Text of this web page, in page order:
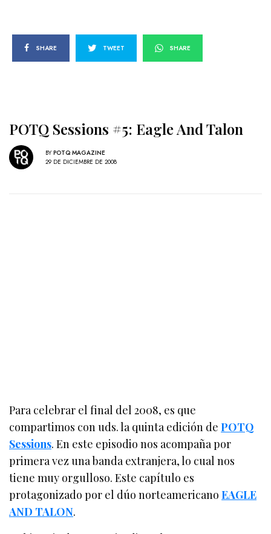
SHARE TWEET SHARE
POTQ Sessions #5: Eagle And Talon
BY POTQ MAGAZINE
29 DE DICIEMBRE DE 2008
Para celebrar el final del 2008, es que
compartimos con uds. la quinta edición dePOTQ
Sessions. En este episodio nos acompaña por
primera vez una banda extranjera, lo cual nos
tiene muy orgulloso. Este capítulo es
protagonizado por el dúo norteamericanoEAGLE
AND TALON.